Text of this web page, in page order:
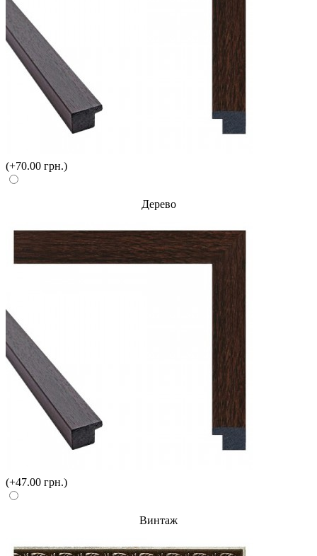
(+70.00 грн.)
Дерево
(+47.00 грн.)
Винтаж